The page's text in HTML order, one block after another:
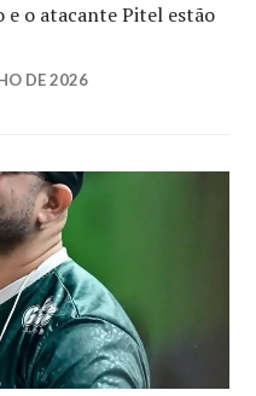
e o atacante Pitel estão
DE 2026